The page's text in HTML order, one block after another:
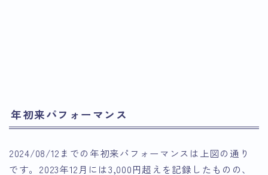
年初来パフォーマンス
2024/08/12までの年初来パフォーマンスは上図の通り
です。2023年12月には3,000円超えを記録したものの、